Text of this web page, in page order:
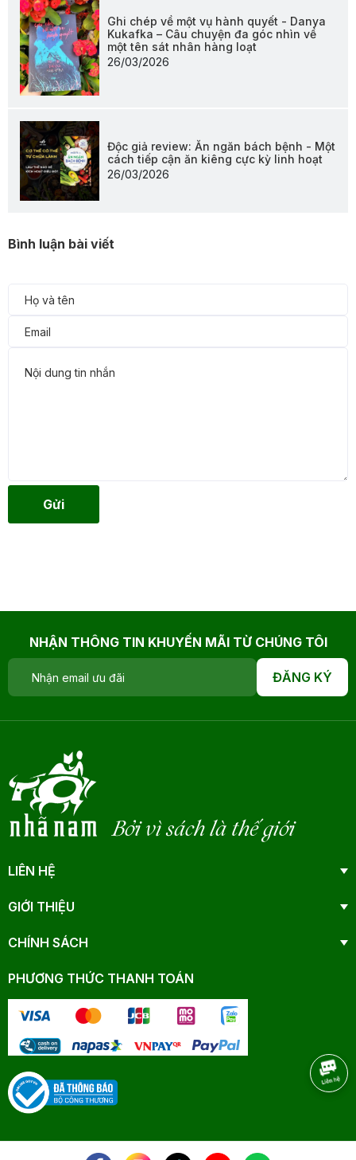
Ghi chép về một vụ hành quyết - Danya
Kukafka – Câu chuyện đa góc nhìn về
một tên sát nhân hàng loạt
26/03/2026
Độc giả review: Ăn ngăn bách bệnh - Một
cách tiếp cận ăn kiêng cực kỳ linh hoạt
26/03/2026
Bình luận bài viết
Gửi
NHẬN THÔNG TIN KHUYẾN MÃI TỪ CHÚNG TÔI
ĐĂNG KÝ
Bởi vì sách là thế giới
LIÊN HỆ
GIỚI THIỆU
CHÍNH SÁCH
PHƯƠNG THỨC THANH TOÁN